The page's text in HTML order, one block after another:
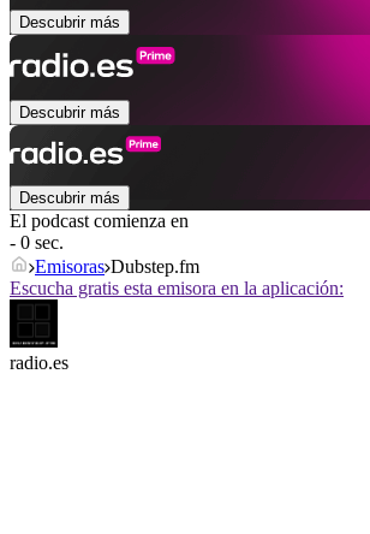
Descubrir más
Descubrir más
Descubrir más
El podcast comienza en
- 0 sec.
Emisoras Dubstep.fm
Escucha gratis esta emisora en la aplicación:
radio.es